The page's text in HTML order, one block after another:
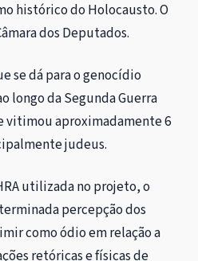
histórico do Holocausto. O
dos Deputados.
se dá para o genocídio
longo da Segunda Guerra
vitimou aproximadamente 6
judeus.
utilizada no projeto, o
percepção dos
como ódio em relação a
retóricas e físicas de